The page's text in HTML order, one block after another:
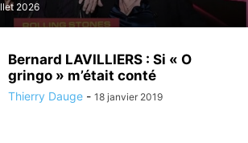
2026
Bernard LAVILLIERS : Si « O
gringo » m’était conté
Thierry Dauge - 18 janvier 2019